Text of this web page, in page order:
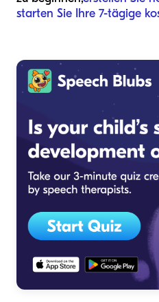
starten Sie Ihre 7-tägige